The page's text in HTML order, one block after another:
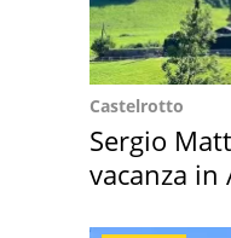
Castelrotto
Sergio
vacanza in